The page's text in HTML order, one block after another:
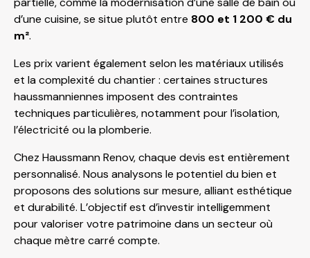
d’une cuisine, se situe plutôt entre 800 et 1 200 € du
m².
Les prix varient également selon les matériaux utilisés
et la complexité du chantier : certaines structures
haussmanniennes imposent des contraintes
techniques particulières, notamment pour l’isolation,
l’électricité ou la plomberie.
Chez Haussmann Renov, chaque devis est entièrement
personnalisé. Nous analysons le potentiel du bien et
proposons des solutions sur mesure, alliant esthétique
et durabilité. L’objectif est d’investir intelligemment
pour valoriser votre patrimoine dans un secteur où
chaque mètre carré compte.